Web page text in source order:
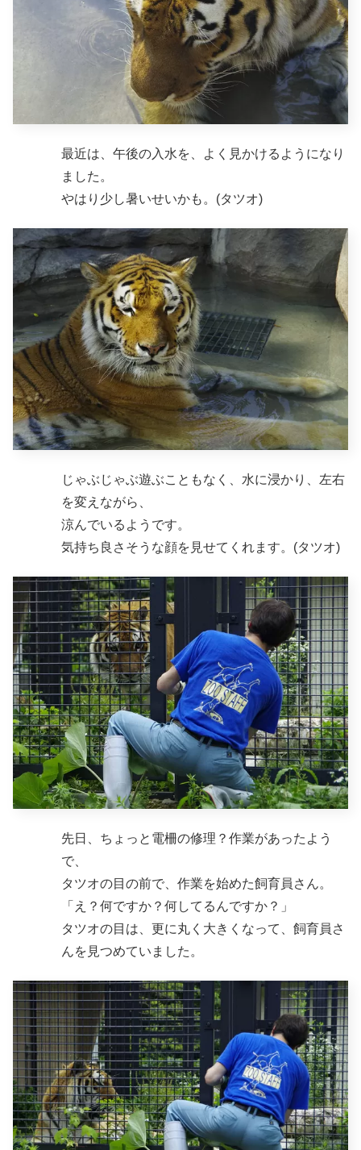
最近は、午後の入水を、よく見かけるようになり
ました。
やはり少し暑いせいかも。(タツオ)
じゃぶじゃぶ遊ぶこともなく、水に浸かり、左右
を変えながら、
涼んでいるようです。
気持ち良さそうな顔を見せてくれます。(タツオ)
先日、ちょっと電柵の修理？作業があったよう
で、
タツオの目の前で、作業を始めた飼育員さん。
「え？何ですか？何してるんですか？」
タツオの目は、更に丸く大きくなって、飼育員さ
んを見つめていました。